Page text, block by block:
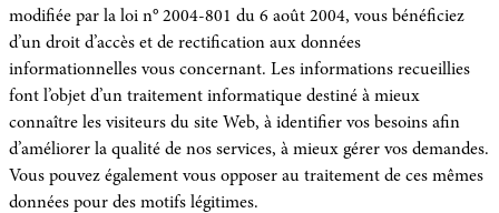
modifiée par la loi n° 2004-801 du 6 août 2004, vous bénéficiez
d’un droit d’accès et de rectification aux données
informationnelles vous concernant. Les informations recueillies
font l’objet d’un traitement informatique destiné à mieux
connaître les visiteurs du site Web, à identifier vos besoins afin
d’améliorer la qualité de nos services, à mieux gérer vos demandes.
Vous pouvez également vous opposer au traitement de ces mêmes
données pour des motifs légitimes.